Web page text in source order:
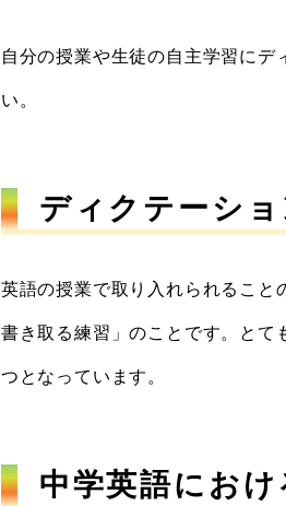
自分の授業や生徒の自主学習にデ
い。
ディクテーショ
英語の授業で取り入れられること
書き取る練習」のことです。とて
つとなっています。
中学英語にお